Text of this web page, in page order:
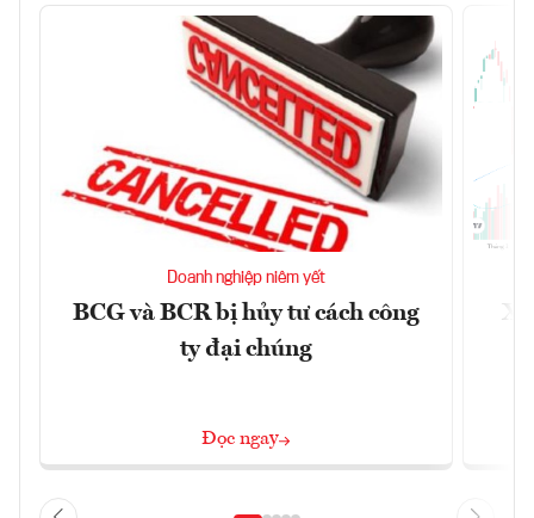
Doanh nghiệp niêm yết
BCG và BCR bị hủy tư cách công
ty đại chúng
Đọc ngay